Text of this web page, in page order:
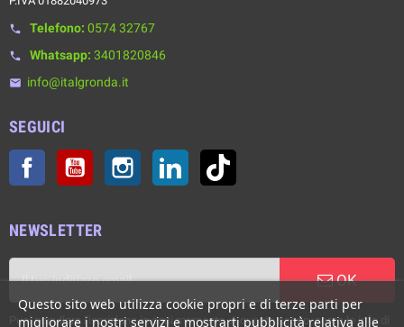
phone Telefono: 0574 32767
phone Whatsapp: 3401820846
email info@italgronda.it
SEGUICI
Facebook YouTube Instagram LinkedIn
NEWSLETTER
OK
Puoi annullare l'iscrizione in ogni momento. A questo scopo, cerca le info di
Questo sito web utilizza cookie propri e di terze parti per
migliorare i nostri servizi e mostrarti pubblicità relativa alle